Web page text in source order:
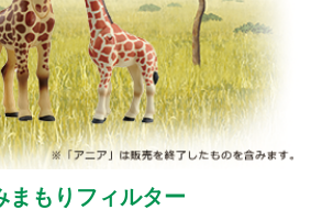
まもりフィルター